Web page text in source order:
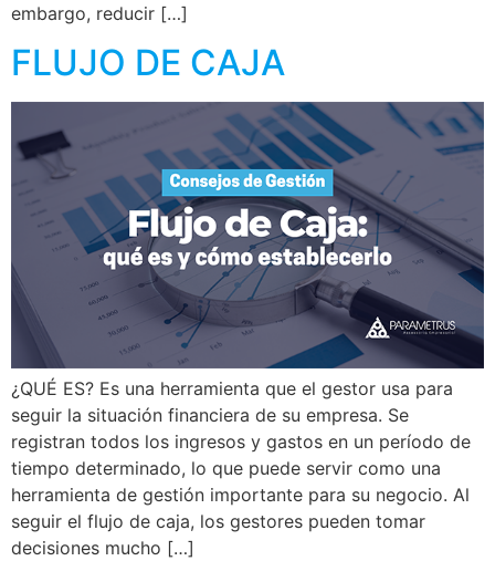
embargo, reducir […]
FLUJO DE CAJA
¿QUÉ ES? Es una herramienta que el gestor usa para
seguir la situación financiera de su empresa. Se
registran todos los ingresos y gastos en un período de
tiempo determinado, lo que puede servir como una
herramienta de gestión importante para su negocio. Al
seguir el flujo de caja, los gestores pueden tomar
decisiones mucho […]